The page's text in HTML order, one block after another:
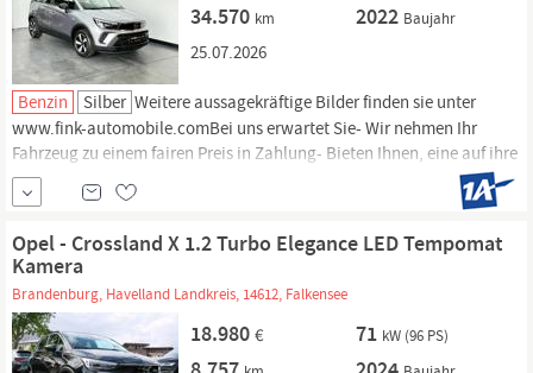
34.570 km 2022 Baujahr
25.07.2026
Benzin Silber Weitere aussagekräftige Bilder finden sie unter
www.fink-automobile.comBei uns erwartet Sie- Wir nehmen Ihr
Fahrzeug zu einem fairen Preis in Zahlung- Bieten Ihnen, eine auf ihre
Wünsche angepasste Finanzierung (auch ohne Anzahlung)-
Persönliche Beratung und qualifiziertes Fachpersonal- Beste Preise-
Opel - Crossland X 1.2 Turbo Elegance LED Tempomat
Kamera
Brandenburg, Havelland Landkreis, 14612, Falkensee
18.980 € 71 kW (96 PS)